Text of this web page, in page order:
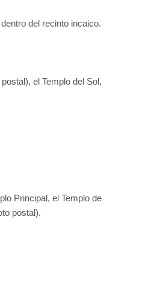
del recinto incaico.
el Templo del Sol,
Principal, el Templo de
postal).